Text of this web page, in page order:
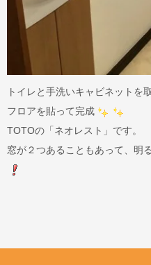
トイレと手洗いキャビネットを
フロアを貼って完成
TOTOの「ネオレスト」です。
窓が２つあることもあって、明